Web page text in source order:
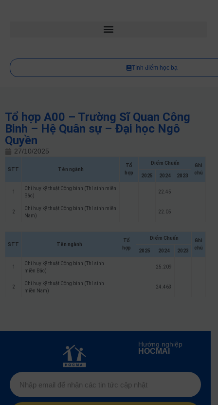
Tính điểm học bạ
Tổ hợp A00 – Trường Sĩ Quan Công
Binh – Hệ Quân sự – Đại học Ngô
Quyền
27/10/2025
STT Tên ngành
Tổ
hợp
Điểm Chuẩn
Ghi
chú
2025 2024 2023
1
Chỉ huy kỹ thuật Công binh (Thí sinh miền
Bắc)
22.45
2
Chỉ huy kỹ thuật Công binh (Thí sinh miền
Nam)
22.05
STT Tên ngành
Tổ
hợp
Điểm Chuẩn
Ghi
chú
2025 2024 2023
1
Chỉ huy kỹ thuật Công binh (Thí sinh
miền Bắc)
25.209
2
Chỉ huy kỹ thuật Công binh (Thí sinh
miền Nam)
24.463
Hướng nghiệp
HOCMAI